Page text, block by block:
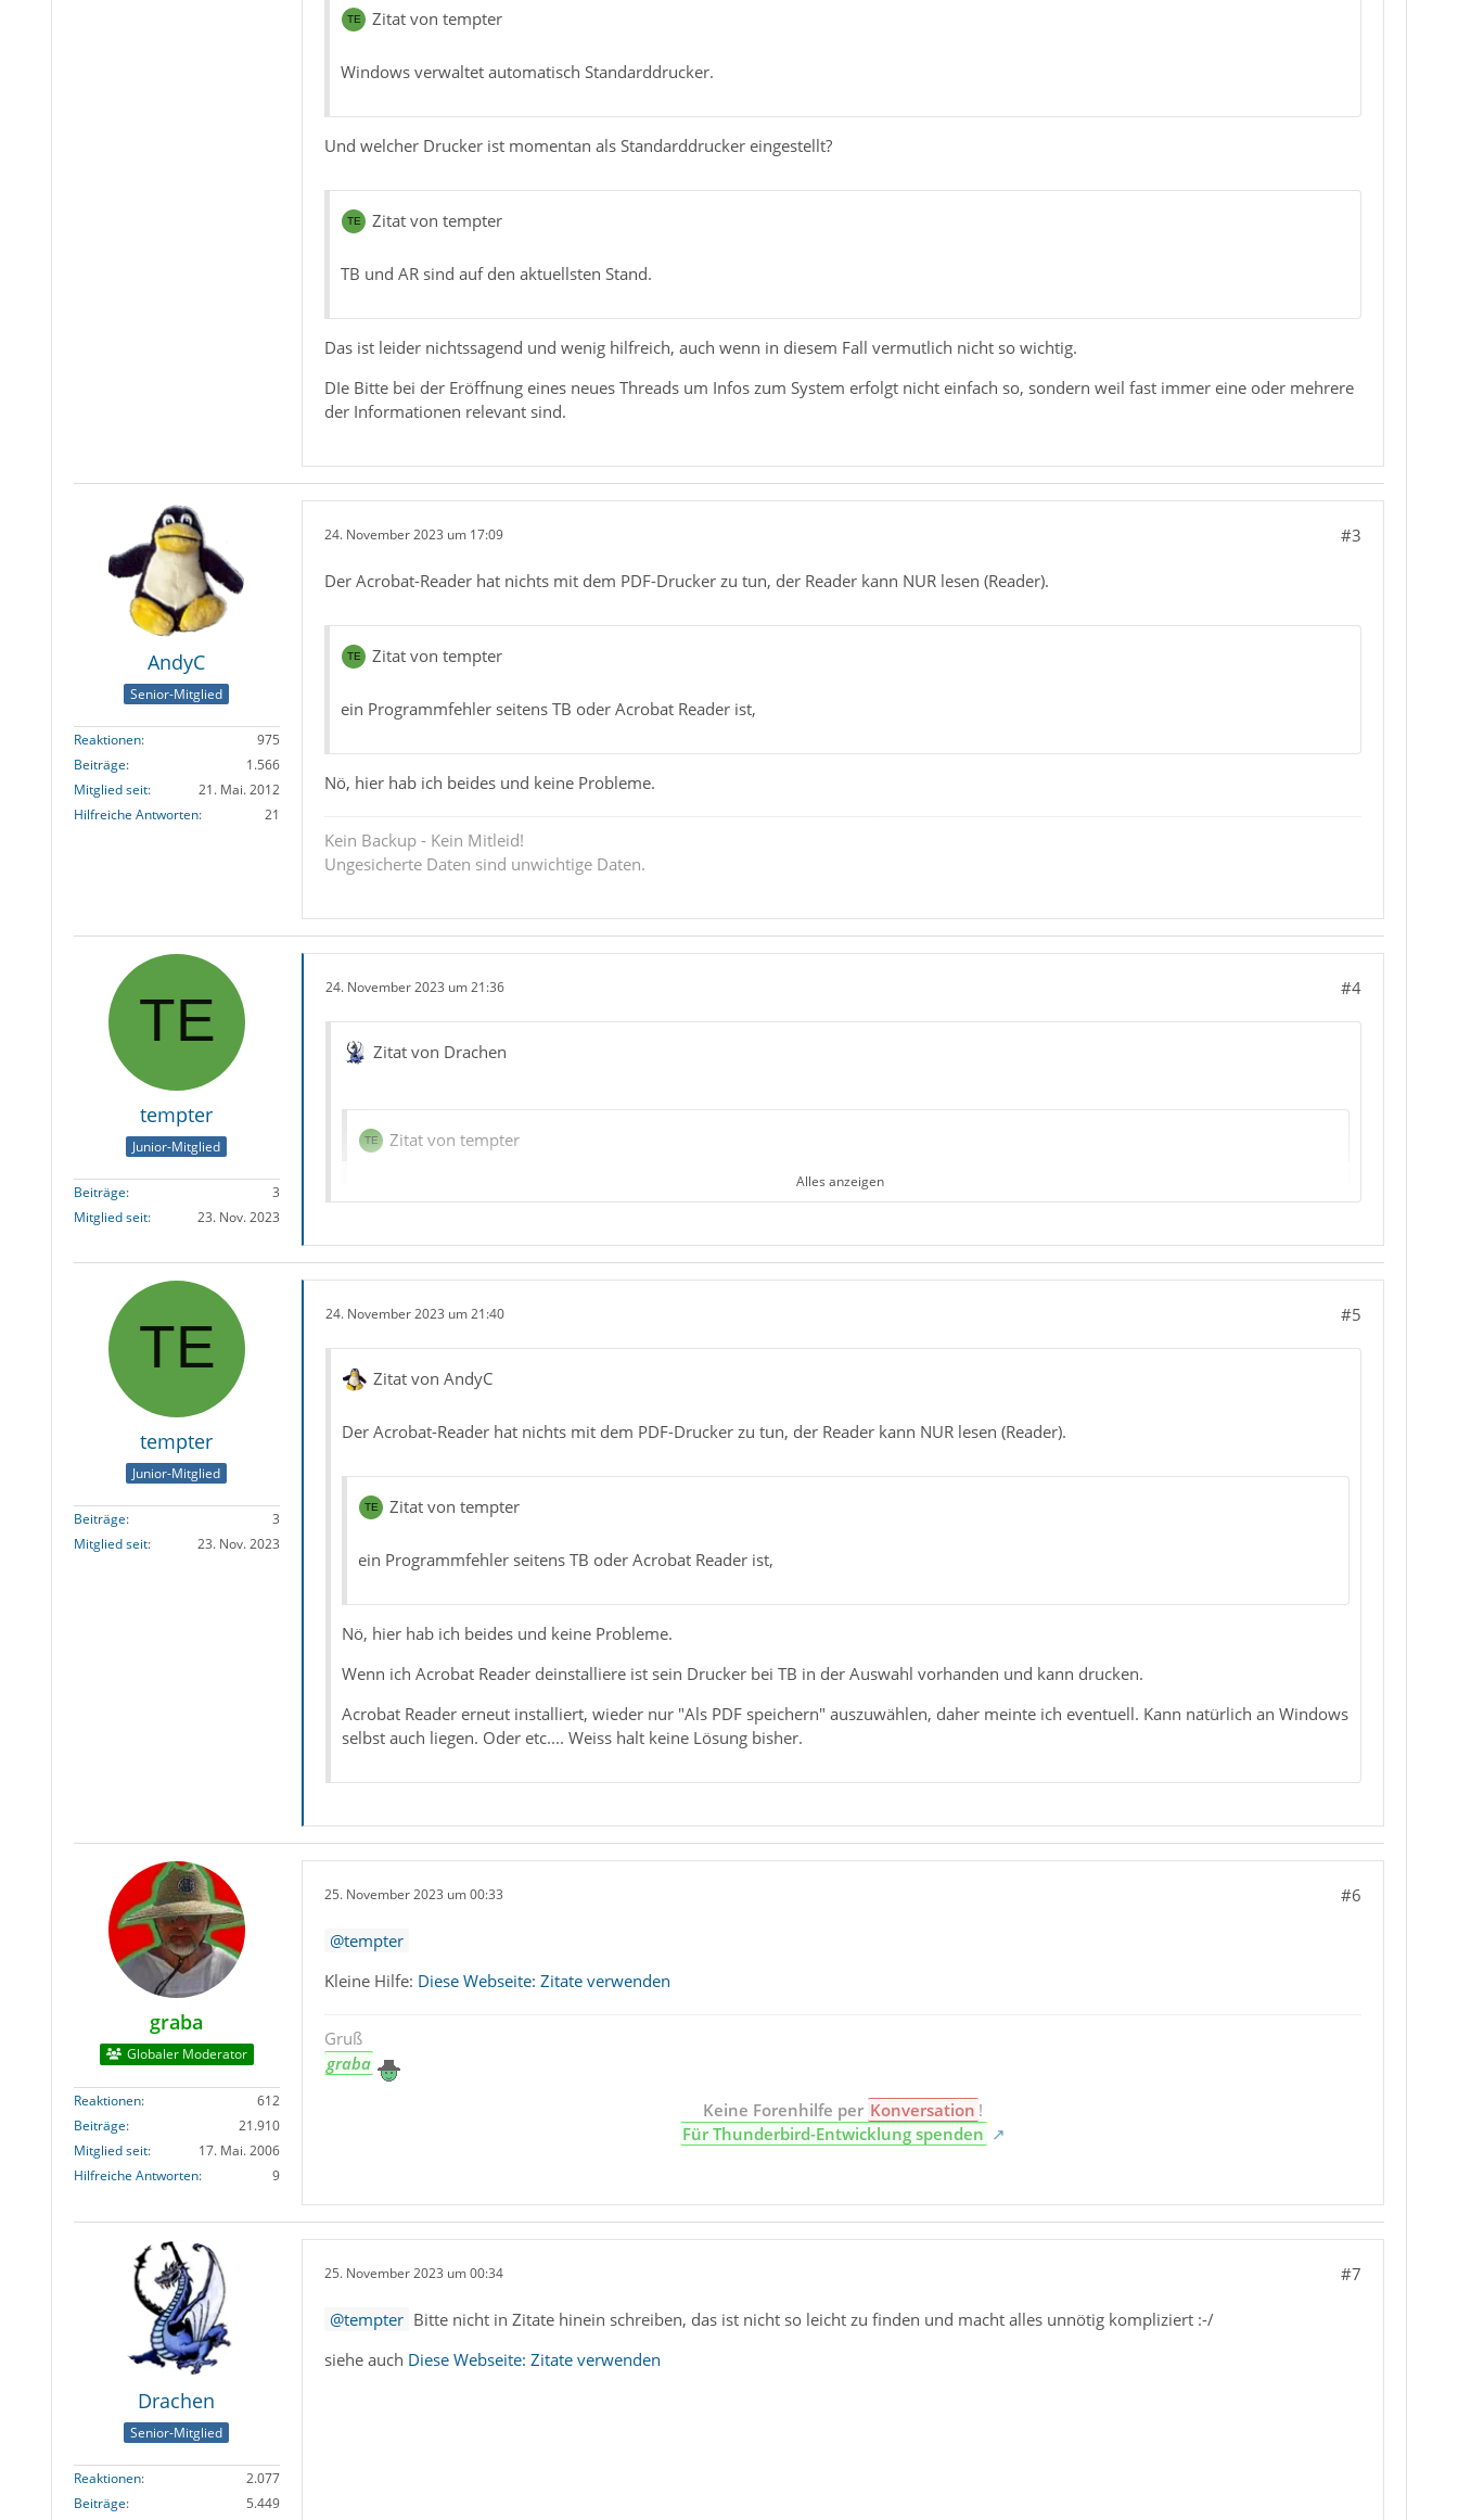
Zitat von tempter
Windows verwaltet automatisch Standarddrucker.
Und welcher Drucker ist momentan als Standarddrucker eingestellt?
Zitat von tempter
TB und AR sind auf den aktuellsten Stand.
Das ist leider nichtssagend und wenig hilfreich, auch wenn in diesem Fall vermutlich nicht so wichtig.
DIe Bitte bei der Eröffnung eines neues Threads um Infos zum System erfolgt nicht einfach so, sondern weil fast immer eine oder mehrere
der Informationen relevant sind.
AndyC
Senior-Mitglied
Reaktionen
975
Beiträge
1.566
Mitglied seit
21. Mai. 2012
Hilfreiche Antworten
21
24. November 2023 um 17:09 #3
Der Acrobat-Reader hat nichts mit dem PDF-Drucker zu tun, der Reader kann NUR lesen (Reader).
Zitat von tempter
ein Programmfehler seitens TB oder Acrobat Reader ist,
Nö, hier hab ich beides und keine Probleme.
Kein Backup - Kein Mitleid!
Ungesicherte Daten sind unwichtige Daten.
tempter
Junior-Mitglied
Beiträge
3
Mitglied seit
23. Nov. 2023
24. November 2023 um 21:36 #4
Zitat von Drachen
Zitat von tempter
... ein zu kleines Fenster im Auswahlfeld für den Drucker plus ein übersehener Scrollbalken.
man muss lediglich nach links oder rechts "blättern", um die/den physischen Drucker auszuwählen.
Zitat von tempter
Windows verwaltet automatisch Standarddrucker.
Sein normaler Multifunktionsdrucker. Bei allen "anderen" Programmen, wie Word etc... funktioniert es und ist als erstes aufgeführt.
Das ist leider nichtssagend und wenig hilfreich, auch wenn in diesem Fall vermutlich nicht so wichtig.
Alles anzeigen
tempter
Junior-Mitglied
Beiträge
3
Mitglied seit
23. Nov. 2023
24. November 2023 um 21:40 #5
Zitat von AndyC
Der Acrobat-Reader hat nichts mit dem PDF-Drucker zu tun, der Reader kann NUR lesen (Reader).
Zitat von tempter
ein Programmfehler seitens TB oder Acrobat Reader ist,
Nö, hier hab ich beides und keine Probleme.
Wenn ich Acrobat Reader deinstalliere ist sein Drucker bei TB in der Auswahl vorhanden und kann drucken.
Acrobat Reader erneut installiert, wieder nur "Als PDF speichern" auszuwählen, daher meinte ich eventuell. Kann natürlich an Windows
selbst auch liegen. Oder etc.... Weiss halt keine Lösung bisher.
graba
Globaler Moderator
Reaktionen
612
Beiträge
21.910
Mitglied seit
17. Mai. 2006
Hilfreiche Antworten
9
25. November 2023 um 00:33 #6
tempter
Kleine Hilfe: Diese Webseite: Zitate verwenden
Gruß
graba
Keine Forenhilfe per Konversation !
Für Thunderbird-Entwicklung spenden
Drachen
Senior-Mitglied
Reaktionen
2.077
Beiträge
5.449
25. November 2023 um 00:34 #7
tempter Bitte nicht in Zitate hinein schreiben, das ist nicht so leicht zu finden und macht alles unnötig kompliziert :-/
siehe auch Diese Webseite: Zitate verwenden